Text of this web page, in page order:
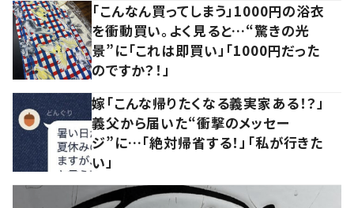
「こんなん買ってしまう」1000円の浴衣
を衝動買い。よく見ると…“驚きの光
景”に「これは即買い」「1000円だった
のですか？！」
嫁「こんな帰りたくなる義実家ある！？」
義父から届いた“衝撃のメッセー
ジ”に…「絶対帰省する！」「私が行きた
い」